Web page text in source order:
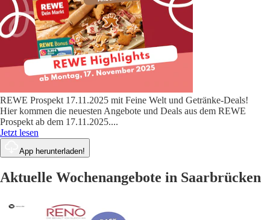
REWE Prospekt 17.11.2025 mit Feine Welt und Getränke-Deals!
Hier kommen die neuesten Angebote und Deals aus dem REWE
Prospekt ab dem 17.11.2025....
Jetzt lesen
App herunterladen!
Aktuelle Wochenangebote in Saarbrücken